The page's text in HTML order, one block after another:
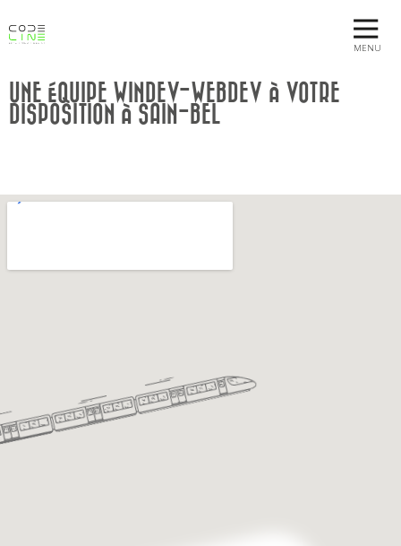
MENU
UNE ÉQUIPE WINDEV-WEBDEV À VOTRE
DISPOSITION À SAIN-BEL